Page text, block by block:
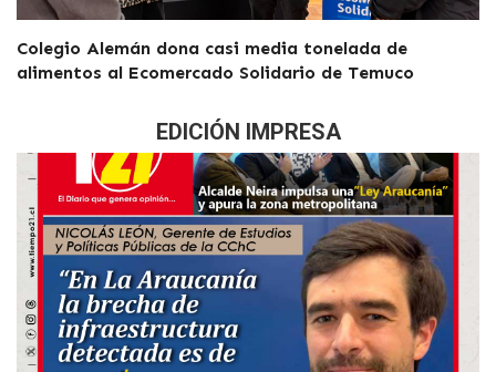
Colegio Alemán dona casi media tonelada de
alimentos al Ecomercado Solidario de Temuco
EDICIÓN IMPRESA